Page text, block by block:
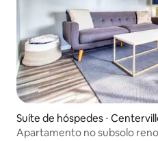
Suíte de hóspedes ⋅
Apartamento no subsolo